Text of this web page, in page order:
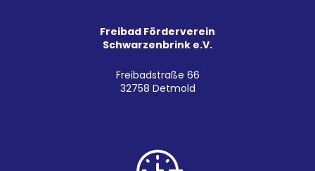
Freibad Förderverein
Schwarzenbrink e.V.
Freibadstraße 66
32758 Detmold